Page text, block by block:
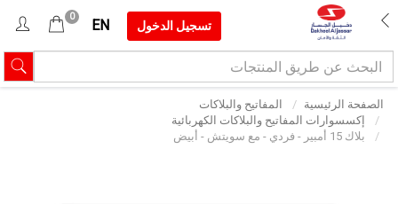
تسجيل الدخول EN
0
الصفحة الرئيسية
المفاتيح والبلاكات
إكسسوارات المفاتيح والبلاكات الكهربائية
بلاك 15 أمبير - فردي - مع سويتش - أبيض